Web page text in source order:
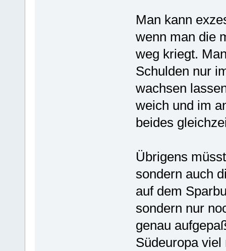
Man kann
wenn man die
weg kriegt.
Schulden nur
wachsen
weich und im
beides
Übrigens
sondern auch
auf dem
sondern nur
genau
Südeuropa